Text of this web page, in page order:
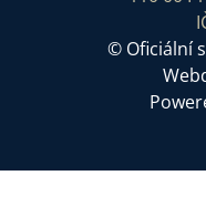
© Oficiální